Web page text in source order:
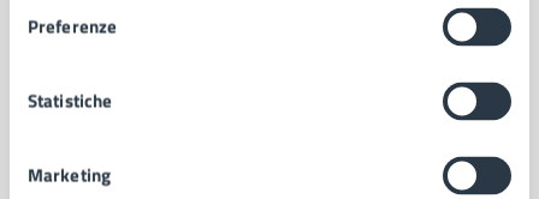
Preferenze
Statistiche
Marketing
Intranet, posta aziendale e protocollo
CATEGORIE DI SERVIZIO
Anagrafe e stato civile
Autorizzazioni